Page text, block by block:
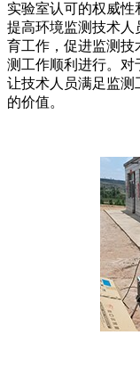
实验室认可的权威性
提高环境监测技术人
育工作，促进监测技
测工作顺利进行。对
让技术人员满足监测
的价值。